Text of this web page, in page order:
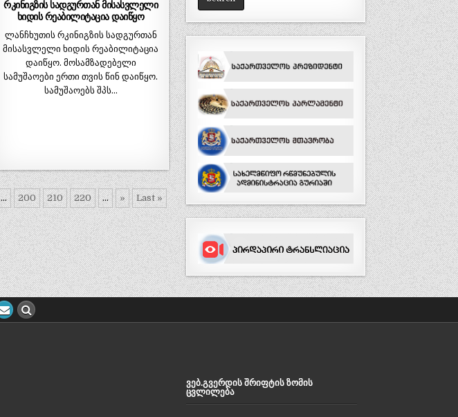
რკინიგზის სადგურთან მისასვლელი
ხიდის რეაბილიტაცია დაიწყო
ლანჩხუთის რკინიგზის სადგურთან
მისასვლელი ხიდის რეაბილიტაცია
დაიწყო. მოსამზადებელი
სამუშაოები ერთი თვის წინ დაიწყო.
სამუშაოებს შპს…
... 200 210 220 ... » Last »
ᲕᲔᲑ.ᲒᲕᲔᲠᲓᲘᲡ ᲨᲠᲘᲤᲢᲘᲡ ᲖᲝᲛᲘᲡ
ᲪᲕᲚᲘᲚᲔᲑᲐ